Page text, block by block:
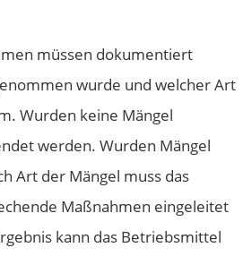
müssen dokumentiert
wurde und welcher Art
Wurden keine Mängel
werden. Wurden Mängel
Art der Mängel muss das
Maßnahmen eingeleitet
kann das Betriebsmittel